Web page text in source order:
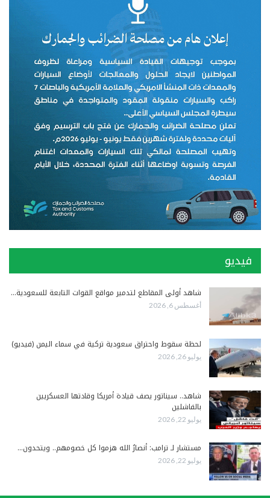
فيديو
شاهد أولى المقاطع لتدمير مواقع القوات التابعة للسعودية…
أغسطس 6, 2026
لحظة سقوط واحتراق سعودية تركية في سماء اليمن (فيديو)
يوليو 26, 2026
شاهد.. سيناتور يصف قيادة أمريكا وقادتها العسكريين
بالفاشلين
يوليو 22, 2026
مستشار لـ ترامب: أنصارُ الله هزموا كل خصومهم.. ويتحدون…
يوليو 22, 2026